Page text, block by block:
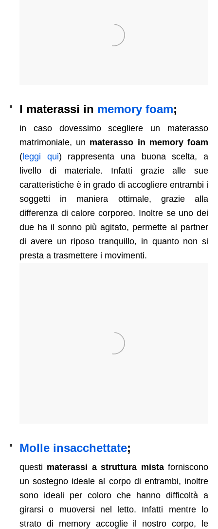
I materassi in memory foam;
in caso dovessimo scegliere un materasso
matrimoniale, un materasso in memory foam
(leggi qui) rappresenta una buona scelta, a
livello di materiale. Infatti grazie alle sue
caratteristiche è in grado di accogliere entrambi i
soggetti in maniera ottimale, grazie alla
differenza di calore corporeo. Inoltre se uno dei
due ha il sonno più agitato, permette al partner
di avere un riposo tranquillo, in quanto non si
presta a trasmettere i movimenti.
Molle insacchettate;
questi materassi a struttura mistaforniscono
un sostegno ideale al corpo di entrambi, inoltre
sono ideali per coloro che hanno difficoltà a
girarsi o muoversi nel letto. Infatti mentre lo
strato di memory accoglie il nostro corpo, le